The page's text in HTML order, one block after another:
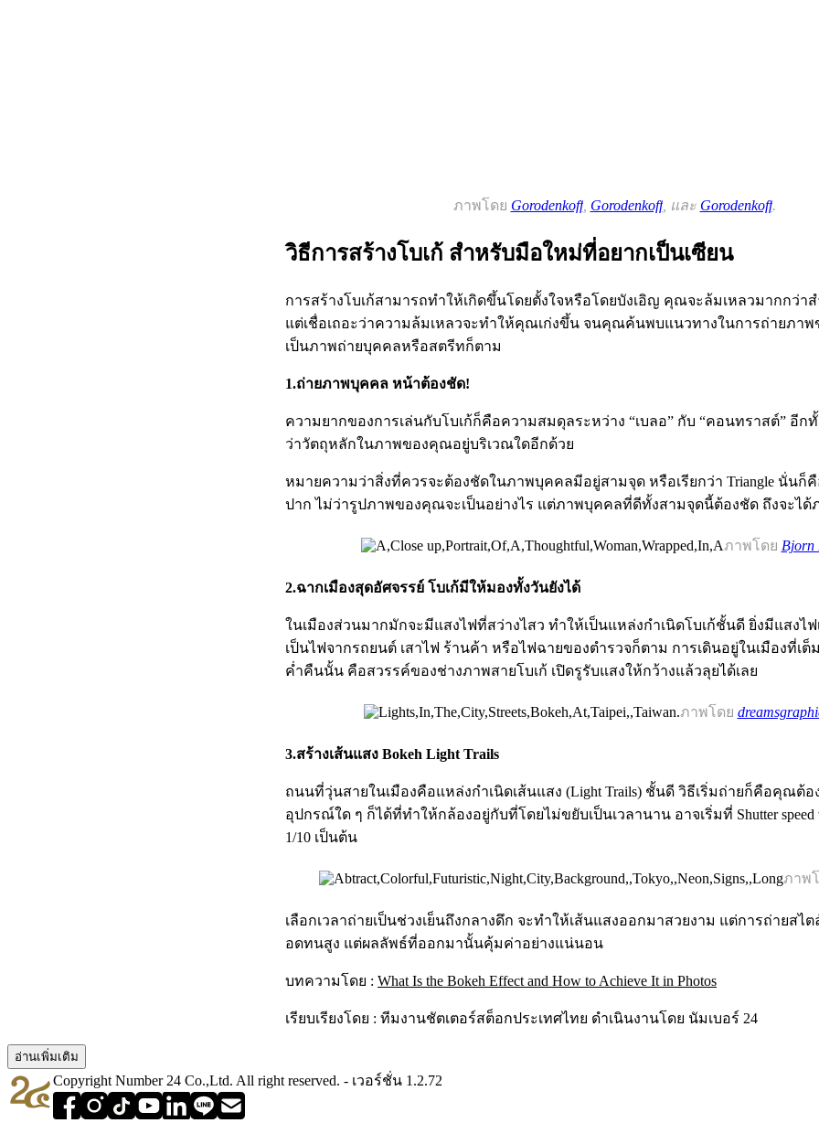
ภาพโดย Gorodenkoff, Gorodenkoff, และ Gorodenkoff.
วิธีการสร้างโบเก้ สำหรับมือใหม่ที่อยากเป็นเซียน
การสร้างโบเก้สามารถทำให้เกิดขึ้นโดยตั้งใจหรือโดยบังเอิญ คุณจะล้มเหลวมากกว่า
แต่เชื่อเถอะว่าความล้มเหลวจะทำให้คุณเก่งขึ้น จนคุณค้นพบแนวทางในการถ่ายภาพ
เป็นภาพถ่ายบุคคลหรือสตรีทก็ตาม
1.ถ่ายภาพบุคคล หน้าต้องชัด!
ความยากของการเล่นกับโบเก้ก็คือความสมดุลระหว่าง “เบลอ” กับ “คอนทราสต์” อีก
ว่าวัตถุหลักในภาพของคุณอยู่บริเวณใดอีกด้วย
หมายความว่าสิ่งที่ควรจะต้องชัดในภาพบุคคลมีอยู่สามจุด หรือเรียกว่า Triangle นั่นก็
ปาก ไม่ว่ารูปภาพของคุณจะเป็นอย่างไร แต่ภาพบุคคลที่ดีทั้งสามจุดนี้ต้องชัด ถึงจะไ
ภาพโดย Bjorn
2.ฉากเมืองสุดอัศจรรย์ โบเก้มีให้มองทั้งวันยังได้
ในเมืองส่วนมากมักจะมีแสงไฟที่สว่างไสว ทำให้เป็นแหล่งกำเนิดโบเก้ชั้นดี ยิ่งมีแสงไฟ
เป็นไฟจากรถยนต์ เสาไฟ ร้านค้า หรือไฟฉายของตำรวจก็ตาม การเดินอยู่ในเมืองที่เต็
ค่ำคืนนั้น คือสวรรค์ของช่างภาพสายโบเก้ เปิดรูรับแสงให้กว้างแล้วลุยได้เลย
ภาพโดย
3.สร้างเส้นแสง Bokeh Light Trails
ถนนที่วุ่นสายในเมืองคือแหล่งกำเนิดเส้นแสง​ (Light Trails) ชั้นดี วิธีเริ่มถ่ายก็คือคุณต้
อุปกรณ์ใด ๆ ก็ได้ที่ทำให้กล้องอยู่กับที่โดยไม่ขยับเป็นเวลานาน อาจเริ่มที่ Shutter speed
1/10 เป็นต้น
ภาพ
เลือกเวลาถ่ายเป็นช่วงเย็นถึงกลางดึก จะทำให้เส้นแสงออกมาสวยงาม แต่การถ่ายสไ
อดทนสูง แต่ผลลัพธ์ที่ออกมานั้นคุ้มค่าอย่างแน่นอน
บทความโดย : What Is the Bokeh Effect and How to Achieve It in Photos
เรียบเรียงโดย : ทีมงานชัตเตอร์สต็อกประเทศไทย ดำเนินงานโดย นัมเบอร์ 24
อ่านเพิ่มเติม
Copyright Number 24 Co.,Ltd. All right reserved. - เวอร์ชั่น 1.2.72